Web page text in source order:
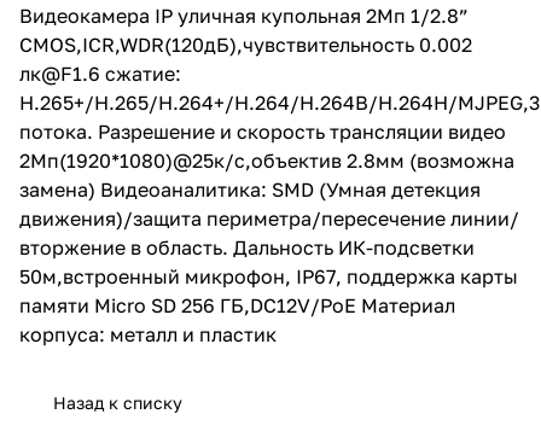
пересечение линии/вторжение
в область. Дальность ИК-
подсветки 50м,встроенный
микрофон, IP67, поддержка
карты памяти Micro SD 256
ГБ,DC12V/PoE Материал
корпуса: металл и пластик
Видеокамера IP уличная купольная 2Мп 1/2.8”
CMOS,ICR,WDR(120дБ),чувствительность 0.002
лк@F1.6 сжатие:
H.265+/H.265/H.264+/H.264/H.264B/H.264H/MJPEG,3
потока. Разрешение и скорость трансляции видео
2Мп(1920*1080)@25к/с,объектив 2.8мм (возможна
замена) Видеоаналитика: SMD (Умная детекция
движения)/защита периметра/пересечение линии/
вторжение в область. Дальность ИК-подсветки
50м,встроенный микрофон, IP67, поддержка карты
памяти Micro SD 256 ГБ,DC12V/PoE Материал
корпуса: металл и пластик
Назад к списку